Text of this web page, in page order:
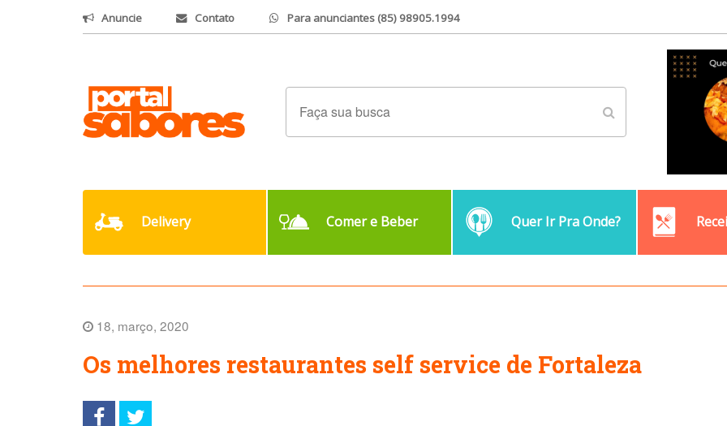
Anuncie Contato Para anunciantes (85) 98905.1994
Delivery Comer e Beber Quer Ir Pra Onde?
18, março, 2020
Os melhores restaurantes self service de Fortaleza